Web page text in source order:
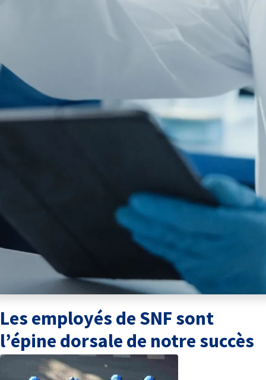
Les employés de SNF sont
l’épine dorsale de notre succès